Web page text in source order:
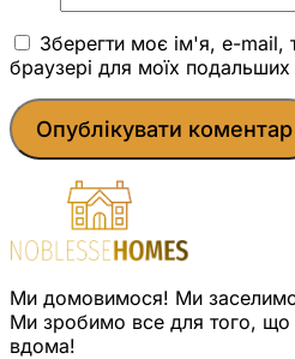
Зберегти моє ім'я, e-mail,
браузері для моїх подальших
Ми домовимося! Ми
Ми зробимо все для того, що
вдома!